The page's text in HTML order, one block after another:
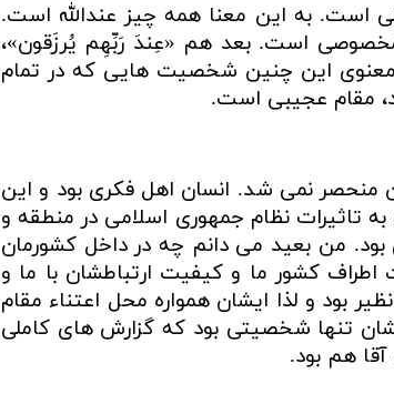
است. به این معنا همه چیز عندالله است.
است. بعد هم «عِندَ رَبِّهِم يُرزَقون»،
این چنین شخصیت هایی که در تمام
مقام عجیبی است.
منحصر نمی شد. انسان اهل فکری بود و این
نظام جمهوری اسلامی در منطقه و
من بعید می دانم چه در داخل کشورمان
کشور ما و کیفیت ارتباطشان با ما و
بود و لذا ایشان همواره محل اعتناء مقام
تنها شخصیتی بود که گزارش های کاملی
هم بود.